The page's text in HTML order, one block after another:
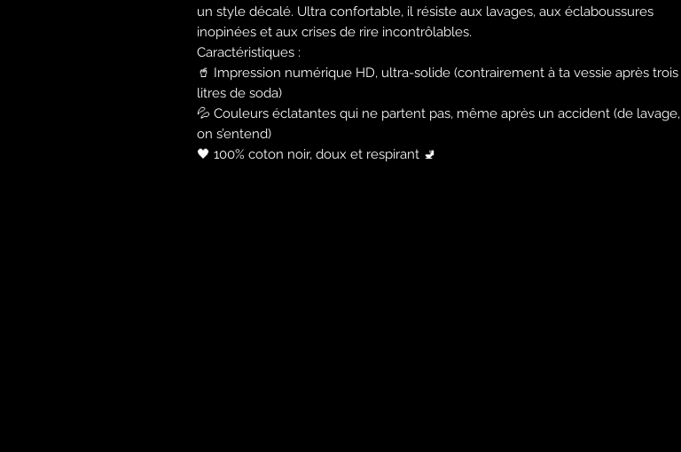
un style décalé. Ultra confortable, il résiste aux lavages, aux éclaboussures
inopinées et aux crises de rire incontrôlables.
Caractéristiques :
🥤 Impression numérique HD, ultra-solide (contrairement à ta vessie après trois
litres de soda)
💦 Couleurs éclatantes qui ne partent pas, même après un accident (de lavage,
on s’entend)
🖤 100% coton noir, doux et respirant 🚽